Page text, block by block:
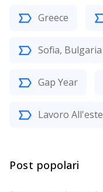
Greece
Sofia, Bulgaria
Gap Year
Lavoro
Post popolari